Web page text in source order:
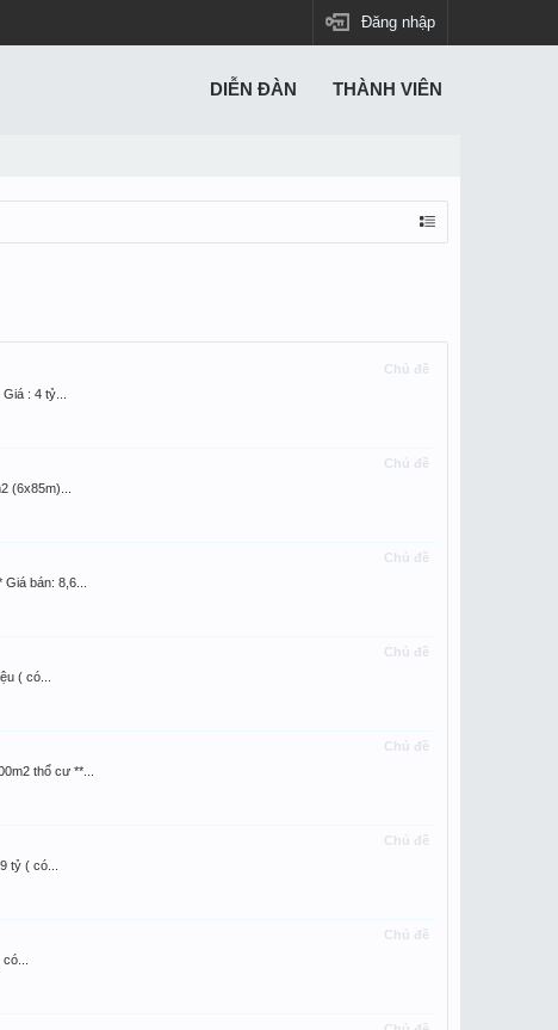
Đăng nhập
Chủ đề
: 4 tỷ...
Chủ đề
(6x85m)...
Chủ đề
bán: 8,6...
Chủ đề
( có...
Chủ đề
thổ cư **...
Chủ đề
tỷ ( có...
Chủ đề
DIỄN ĐÀN THÀNH VIÊN